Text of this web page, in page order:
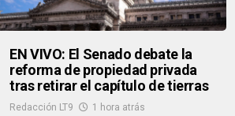
EN VIVO: El Senado debate la
reforma de propiedad privada
tras retirar el capítulo de tierras
Redacción LT9 1 hora atrás